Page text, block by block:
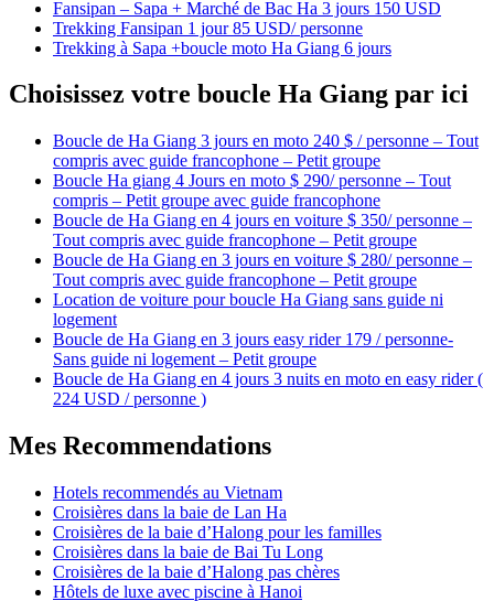
Fansipan – Sapa + Marché de Bac Ha 3 jours 150 USD
Trekking Fansipan 1 jour 85 USD/ personne
Trekking à Sapa +boucle moto Ha Giang 6 jours
Choisissez votre boucle Ha Giang par ici
Boucle de Ha Giang 3 jours en moto 240 $ / personne – Tout
compris avec guide francophone – Petit groupe
Boucle Ha giang 4 Jours en moto $ 290/ personne – Tout
compris – Petit groupe avec guide francophone
Boucle de Ha Giang en 4 jours en voiture $ 350/ personne –
Tout compris avec guide francophone – Petit groupe
Boucle de Ha Giang en 3 jours en voiture $ 280/ personne –
Tout compris avec guide francophone – Petit groupe
Location de voiture pour boucle Ha Giang sans guide ni
logement
Boucle de Ha Giang en 3 jours easy rider 179 / personne-
Sans guide ni logement – Petit groupe
Boucle de Ha Giang en 4 jours 3 nuits en moto en easy rider (
224 USD / personne )
Mes Recommendations
Hotels recommendés au Vietnam
Croisières dans la baie de Lan Ha
Croisières de la baie d’Halong pour les familles
Croisières dans la baie de Bai Tu Long
Croisières de la baie d’Halong pas chères
Hôtels de luxe avec piscine à Hanoi